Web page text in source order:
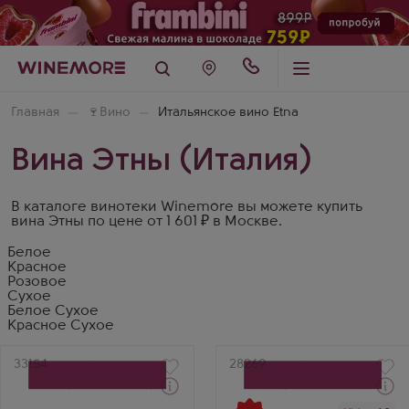
Главная 🍷 Вино Итальянское вино Etna
Вина Этны (Италия)
В каталоге винотеки Winemore вы можете купить
вина Этны по цене от 1 601 ₽ в Москве.
Белое
Красное
Розовое
Сухое
Белое Сухое
Красное Сухое
Артикул
33154 Артикул
28269
Через 1-2 дня